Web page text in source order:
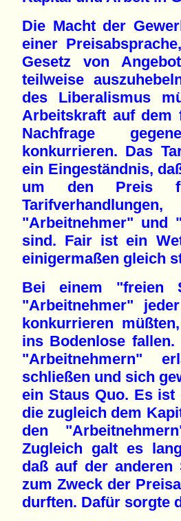
Die Macht der
einer
Gesetz von
teilweise
des Liberalismus
Arbeitskraft auf dem
Nachfrage
konkurrieren. Das
ein Eingeständnis,
um den Preis
"Arbeitnehmer" und
sind. Fair ist ein
einigermaßen gleich
Bei einem "freien
"Arbeitnehmer"
konkurrieren
ins Bodenlose
"Arbeitnehmern"
schließen und sich
ein Staus Quo. Es
die zugleich dem
den
Zugleich galt es
daß auf der anderen
zum Zweck der
durften. Dafür sorgte